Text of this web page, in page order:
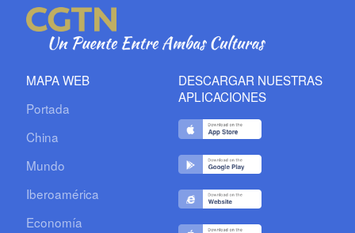
MAPA WEB
Portada
China
Mundo
Iberoamérica
Economía
DESCARGAR NUESTRAS
APLICACIONES